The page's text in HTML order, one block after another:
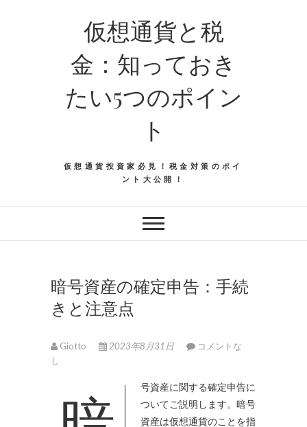
仮想通貨と税
金：知っておき
たい5つのポイン
ト
仮想通貨投資家必見！税金対策のポイ
ント大公開！
暗号資産の確定申告：手続
きと注意点
Giotto 2023年8月31日
コメントな
し
ついてご説明します。 暗号
資産は仮想通貨のことを指